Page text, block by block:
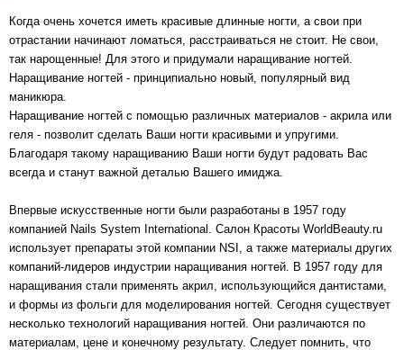
Когда очень хочется иметь красивые длинные ногти, а свои при
отрастании начинают ломаться, расстраиваться не стоит. Не свои,
так нарощенные! Для этого и придумали наращивание ногтей.
Наращивание ногтей - принципиально новый, популярный вид
маникюра.
Наращивание ногтей с помощью различных материалов - акрила или
геля - позволит сделать Ваши ногти красивыми и упругими.
Благодаря такому наращиванию Ваши ногти будут радовать Вас
всегда и станут важной деталью Вашего имиджа.
Впервые искусственные ногти были разработаны в 1957 году
компанией Nails System International. Cалон Красоты WorldBeauty.ru
использует препараты этой компании NSI, а также материалы других
компаний-лидеров индустрии наращивания ногтей. В 1957 году для
наращивания стали применять акрил, использующийся дантистами,
и формы из фольги для моделирования ногтей. Сегодня существует
несколько технологий наращивания ногтей. Они различаются по
материалам, цене и конечному результату. Следует помнить, что